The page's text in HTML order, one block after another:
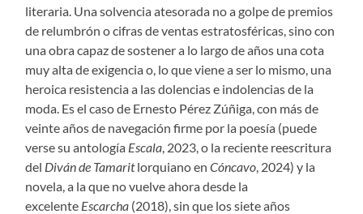
literaria. Una solvencia atesorada no a golpe de premios
de relumbrón o cifras de ventas estratosféricas, sino con
una obra capaz de sostener a lo largo de años una cota
muy alta de exigencia o, lo que viene a ser lo mismo, una
heroica resistencia a las dolencias e indolencias de la
moda. Es el caso de Ernesto Pérez Zúñiga, con más de
veinte años de navegación firme por la poesía (puede
verse su antología Escala , 2023, o la reciente reescritura
del Diván de Tamaritlorquiano enCóncavo , 2024) y la
novela, a la que no vuelve ahora desde la
excelente Escarcha (2018), sin que los siete años